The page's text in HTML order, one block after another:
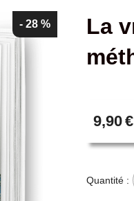
- 28 %
La
9,90€
Quantité :